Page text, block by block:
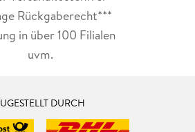
Rückgaberecht***
in über 100 Filialen
uvm.
DURCH